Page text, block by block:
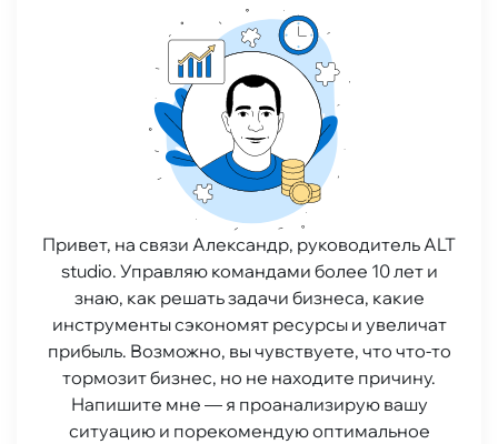
Привет, на связи Александр, руководитель ALT
studio. Управляю командами более 10 лет и
знаю, как решать задачи бизнеса, какие
инструменты сэкономят ресурсы и увеличат
прибыль. Возможно, вы чувствуете, что что-то
тормозит бизнес, но не находите причину.
Напишите мне — я проанализирую вашу
ситуацию и порекомендую оптимальное